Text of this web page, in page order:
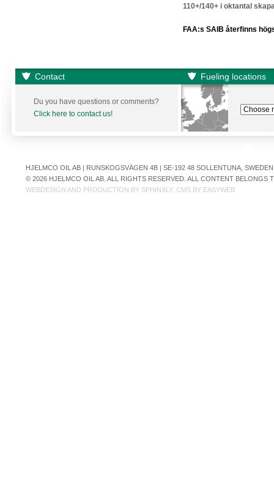
110+/140+ i oktantal
FAA:s SAIB återfinns
Contact Fueling locations
Du you have questions or comments?
Click here to contact us!
HJELMCO OIL AB | RUNSKOGSVÄGEN 4B | SE-192 48 SOLLENTUNA,
© 2026 HJELMCO OIL AB. ALL RIGHTS RESERVED. ALL CONTENT
WEBDESIGN AND PRODUCTION BY SPHINXLY. CMS BY EASYWEB